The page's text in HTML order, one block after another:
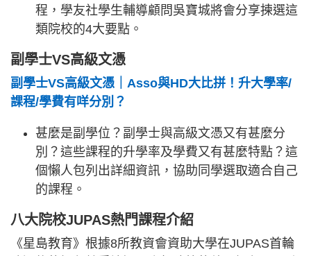
程，學友社學生輔導顧問吳寶城將會分享揀選這
類院校的4大要點。
副學士VS高級文憑
副學士VS高級文憑｜Asso與HD大比拼！升大學率/
課程/學費有咩分別？
甚麼是副學位？副學士與高級文憑又有甚麼分
別？這些課程的升學率及學費又有甚麼特點？這
個懶人包列出詳細資訊，協助同學選取適合自己
的課程。
八大院校JUPAS熱門課程介紹
《星島教育》根據8所教資會資助大學在JUPAS首輪